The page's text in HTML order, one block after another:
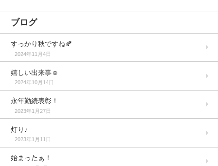
ブログ
すっかり秋ですね🍂
2024年11月4日
嬉しい出来事☺️
2024年10月14日
永年勤続表彰！
2023年1月27日
灯り♪
2023年1月11日
始まったぁ！